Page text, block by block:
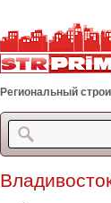
Региональный